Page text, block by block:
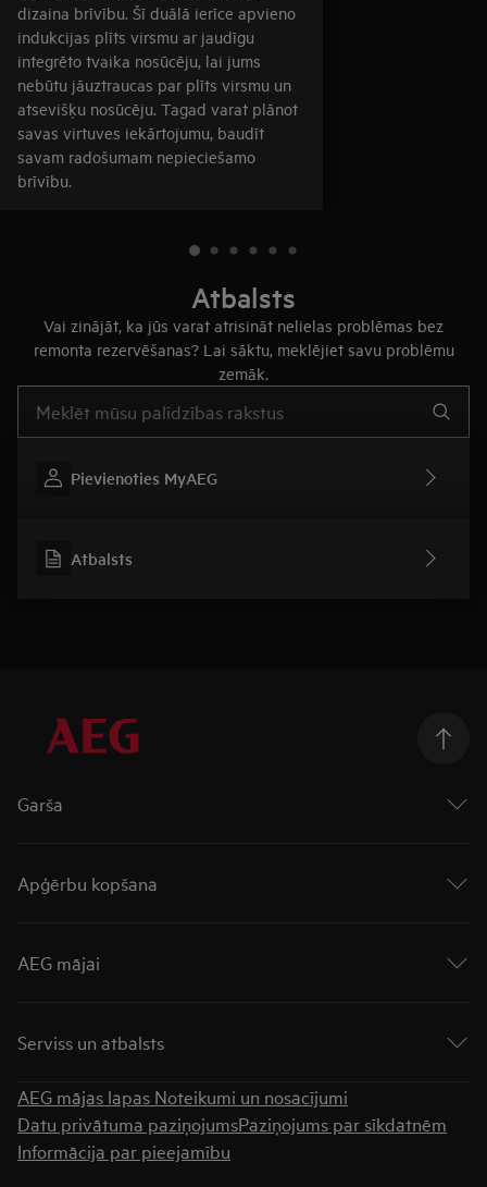
dizaina brīvību. Šī duālā ierīce apvieno
indukcijas plīts virsmu ar jaudīgu
integrēto tvaika nosūcēju, lai jums
nebūtu jāuztraucas par plīts virsmu un
atsevišķu nosūcēju. Tagad varat plānot
savas virtuves iekārtojumu, baudīt
savam radošumam nepieciešamo
brīvību.
Atbalsts
Vai zinājāt, ka jūs varat atrisināt nelielas problēmas bez
remonta rezervēšanas? Lai sāktu, meklējiet savu problēmu
zemāk.
Pievienoties MyAEG
Atbalsts
Garša
Virsmas
Plīts virsmas ar integrētu tvaika nosūcēju
Trauku mazgājamās mašīnas
Saldētavas
Apģērbu kopšana
Veļas žāvētāji
Veļas mazgātāji ar žāvētāju
„AutoDose“ atvilktne
AEG mājai
Serviss un atbalsts
Meklēt veikalu
Lejupielādēt instrukcijas
Garantija
BUJ
AEG mājas lapas Noteikumi un nosacījumi
Datu privātuma paziņojumsPaziņojums par sīkdatnēm
Informācija par pieejamību